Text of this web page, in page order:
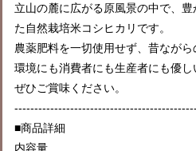
立山の麓に広がる原風景の中で、
た自然栽培米コシヒカリです。
農薬肥料を一切使用せず、昔ながら
環境にも消費者にも生産者にも優し
ぜひご賞味ください。
■商品詳細
内容量